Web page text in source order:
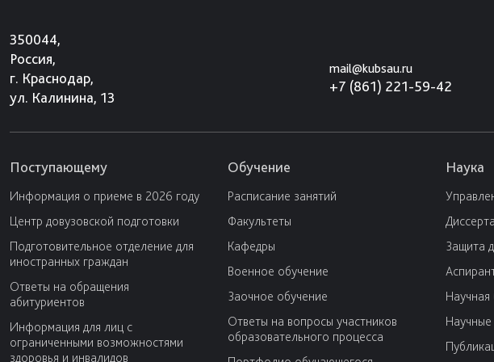
350044,
Россия,
г. Краснодар,
ул. Калинина, 13
mail@kubsau.ru
+7 (861) 221-59-42
Поступающему
Информация о приеме в 2026 году
Центр довузовской подготовки
Подготовительное отделение для
иностранных граждан
Ответы на обращения
абитуриентов
Информация для лиц с
ограниченными возможностями
здоровья и инвалидов
Обучение
Расписание занятий
Факультеты
Кафедры
Военное обучение
Заочное обучение
Ответы на вопросы участников
образовательного процесса
Наука
Защита
Научная